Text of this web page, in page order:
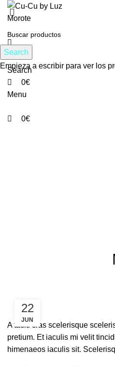
Search
0€
Menu
0€
22
JUN
A taciti cras scelerisque
pretium. Et iaculis mi velit
himenaeos iaculis sit.
Search
Empieza a escribir para ver los